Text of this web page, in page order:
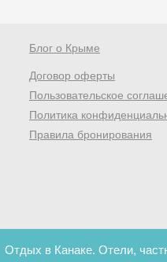
Блог о Крыме
Договор оферты
Пользовательское
Политика
Правила бронирования
Отдых в Канаке. Отели,